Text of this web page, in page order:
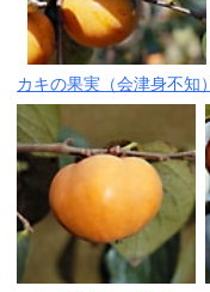
カキの果実（会津身不知）